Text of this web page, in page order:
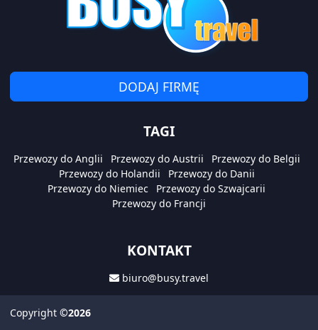
DODAJ FIRMĘ
TAGI
Przewozy do Anglii Przewozy do Austrii
Przewozy do Belgii
Przewozy do Holandii
Przewozy do Danii
Przewozy do Niemiec
Przewozy do Szwajcarii
Przewozy do Francji
KONTAKT
biuro@busy.travel
Copyright ©2026